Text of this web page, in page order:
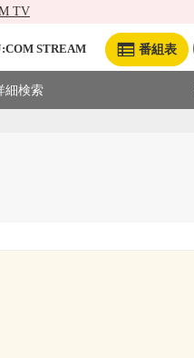
TV
番組表
STREAM
細検索